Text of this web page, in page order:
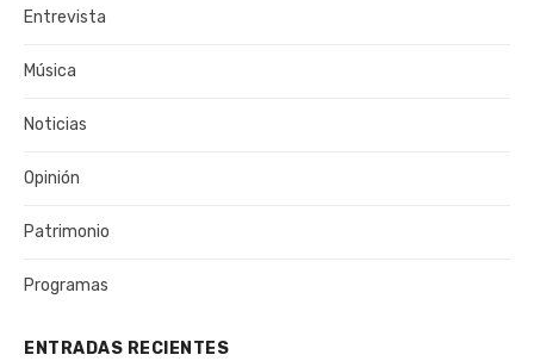
Entrevista
Música
Noticias
Opinión
Patrimonio
Programas
ENTRADAS RECIENTES